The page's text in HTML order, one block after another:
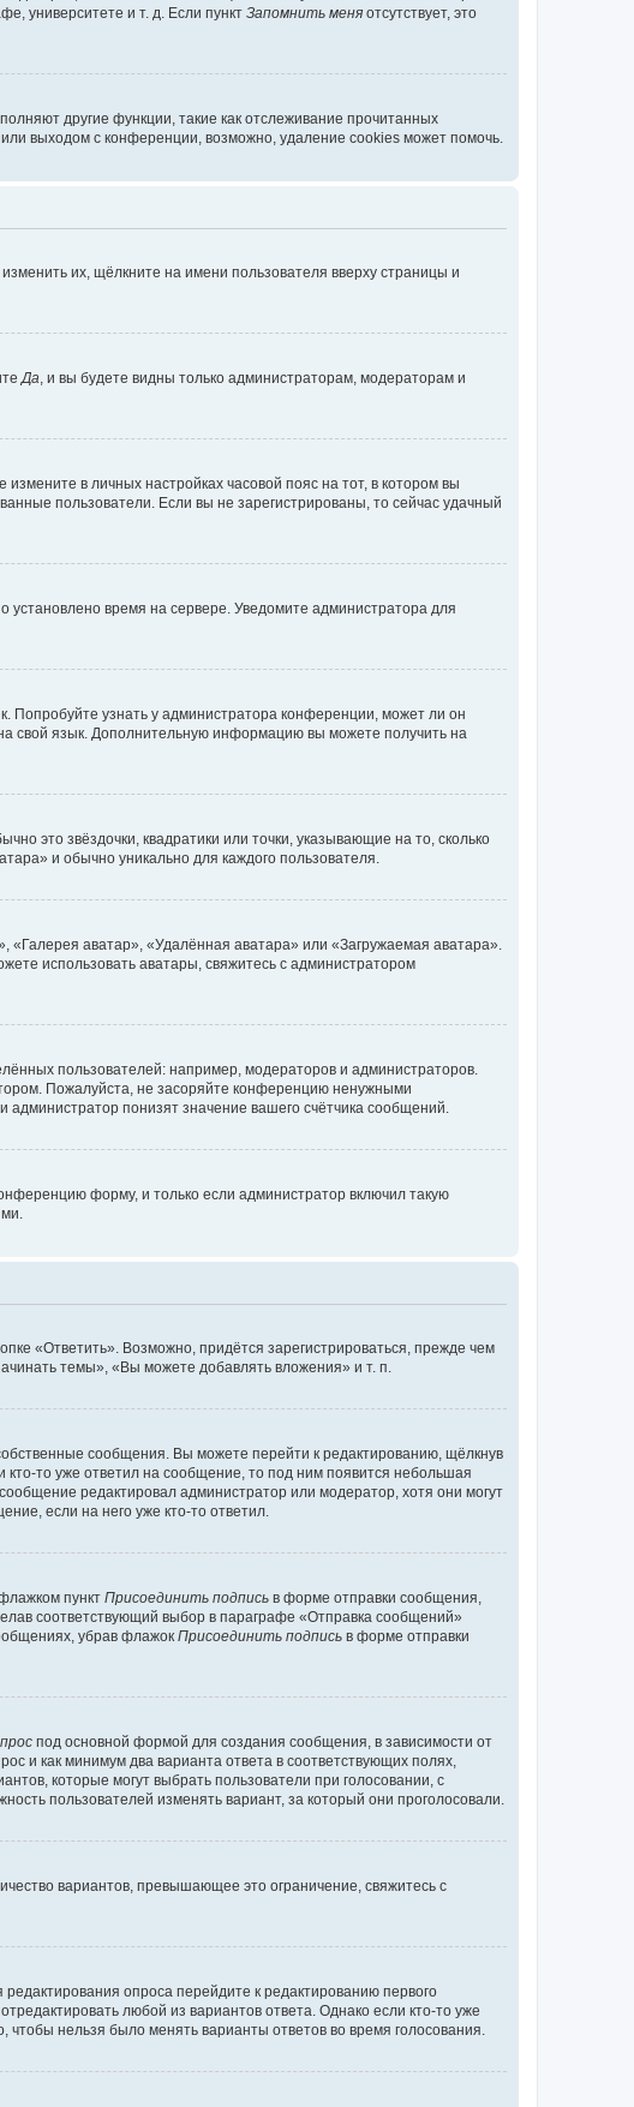
университете и т. д. Если пункт Запомнить меня отсутствует, это
другие функции, такие как отслеживание прочитанных
выходом с конференции, возможно, удаление cookies может помочь.
их, щёлкните на имени пользователя вверху страницы и
Да , и вы будете видны только администраторам, модераторам и
в личных настройках часовой пояс на тот, в котором вы
пользователи. Если вы не зарегистрированы, то сейчас удачный
установлено время на сервере. Уведомите администратора для
Попробуйте узнать у администратора конференции, может ли он
свой язык. Дополнительную информацию вы можете получить на
это звёздочки, квадратики или точки, указывающие на то, сколько
и обычно уникально для каждого пользователя.
аватар», «Удалённая аватара» или «Загружаемая аватара».
использовать аватары, свяжитесь с администратором
пользователей: например, модераторов и администраторов.
Пожалуйста, не засоряйте конференцию ненужными
понизят значение вашего счётчика сообщений.
форму, и только если администратор включил такую
«Ответить». Возможно, придётся зарегистрироваться, прежде чем
темы», «Вы можете добавлять вложения» и т. п.
сообщения. Вы можете перейти к редактированию, щёлкнув
кто-то уже ответил на сообщение, то под ним появится небольшая
редактировал администратор или модератор, хотя они могут
если на него уже кто-то ответил.
пункт Присоединить подпись в форме отправки сообщения,
соответствующий выбор в параграфе «Отправка сообщений»
убрав флажок Присоединить подпись в форме отправки
под основной формой для создания сообщения, в зависимости от
и как минимум два варианта ответа в соответствующих полях,
которые могут выбрать пользователи при голосовании, с
пользователей изменять вариант, за который они проголосовали.
вариантов, превышающее это ограничение, свяжитесь с
опроса перейдите к редактированию первого
любой из вариантов ответа. Однако если кто-то уже
нельзя было менять варианты ответов во время голосования.